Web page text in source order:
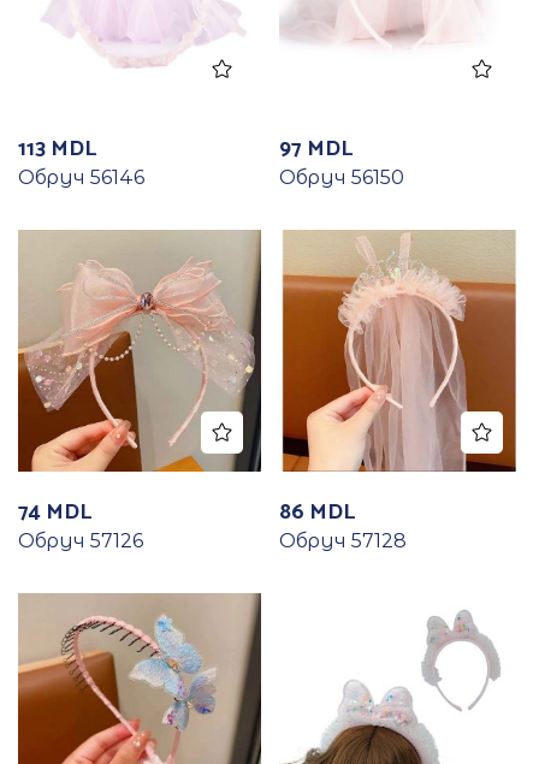
113 MDL
Обруч 56146
97 MDL
Обруч 56150
74 MDL
Обруч 57126
86 MDL
Обруч 57128